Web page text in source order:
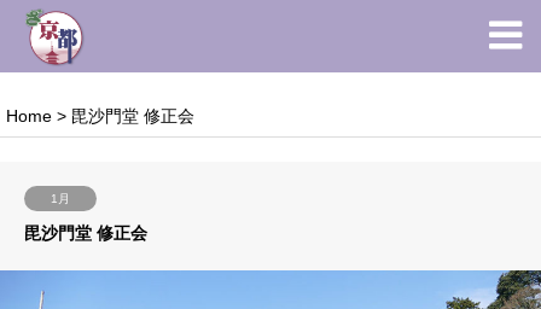
Home > 毘沙門堂 修正会
1月
毘沙門堂 修正会